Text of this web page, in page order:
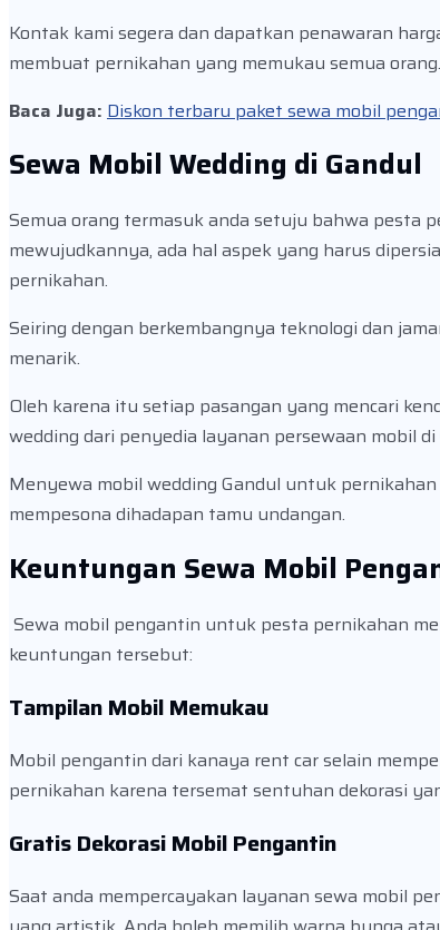
Kontak kami segera dan dapatkan penawaran
membuat pernikahan yang memukau semua orang.
Baca Juga: Diskon terbaru paket sewa mobil
Sewa Mobil Wedding di Gandul
Semua orang termasuk anda setuju bahwa pesta
mewujudkannya, ada hal aspek yang harus
pernikahan.
Seiring dengan berkembangnya teknologi dan
menarik.
Oleh karena itu setiap pasangan yang mencari
wedding dari penyedia layanan persewaan mobil di
Menyewa mobil wedding Gandul untuk
mempesona dihadapan tamu undangan.
Keuntungan Sewa Mobil
Sewa mobil pengantin untuk pesta pernikahan
keuntungan tersebut:
Tampilan Mobil Memukau
Mobil pengantin dari kanaya rent car selain
pernikahan karena tersemat sentuhan dekorasi
Gratis Dekorasi Mobil Pengantin
Saat anda mempercayakan layanan sewa mobil